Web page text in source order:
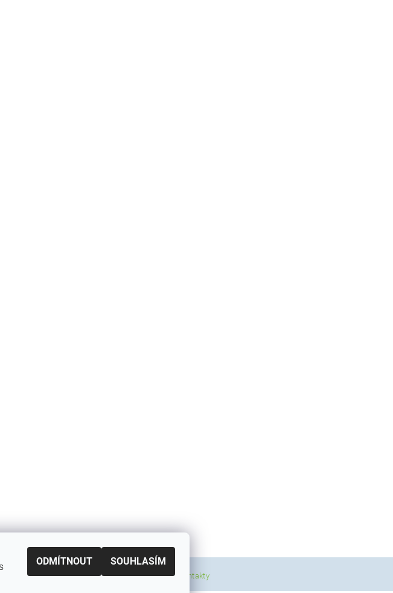
Reklamační podmínky | Doprava a poštovné | Kontakty
ODMÍTNOUT SOUHLASÍM